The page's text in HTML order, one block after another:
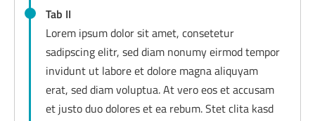
Tab II
Lorem ipsum dolor sit amet, consetetur
sadipscing elitr, sed diam nonumy eirmod tempor
invidunt ut labore et dolore magna aliquyam
erat, sed diam voluptua. At vero eos et accusam
et justo duo dolores et ea rebum. Stet clita kasd